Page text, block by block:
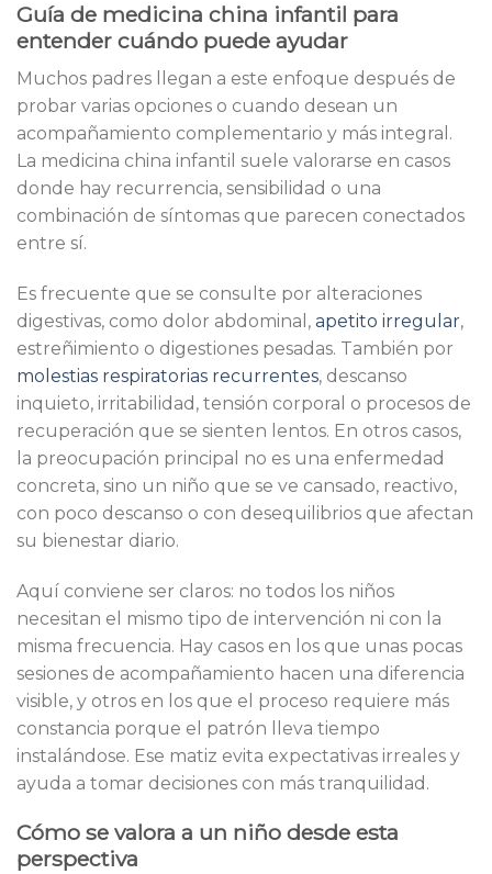
Guía de medicina china infantil para
entender cuándo puede ayudar
Muchos padres llegan a este enfoque después de
probar varias opciones o cuando desean un
acompañamiento complementario y más integral.
La medicina china infantil suele valorarse en casos
donde hay recurrencia, sensibilidad o una
combinación de síntomas que parecen conectados
entre sí.
Es frecuente que se consulte por alteraciones
digestivas, como dolor abdominal, apetito irregular,
estreñimiento o digestiones pesadas. También por
molestias respiratorias recurrentes, descanso
inquieto, irritabilidad, tensión corporal o procesos de
recuperación que se sienten lentos. En otros casos,
la preocupación principal no es una enfermedad
concreta, sino un niño que se ve cansado, reactivo,
con poco descanso o con desequilibrios que afectan
su bienestar diario.
Aquí conviene ser claros: no todos los niños
necesitan el mismo tipo de intervención ni con la
misma frecuencia. Hay casos en los que unas pocas
sesiones de acompañamiento hacen una diferencia
visible, y otros en los que el proceso requiere más
constancia porque el patrón lleva tiempo
instalándose. Ese matiz evita expectativas irreales y
ayuda a tomar decisiones con más tranquilidad.
Cómo se valora a un niño desde esta
perspectiva